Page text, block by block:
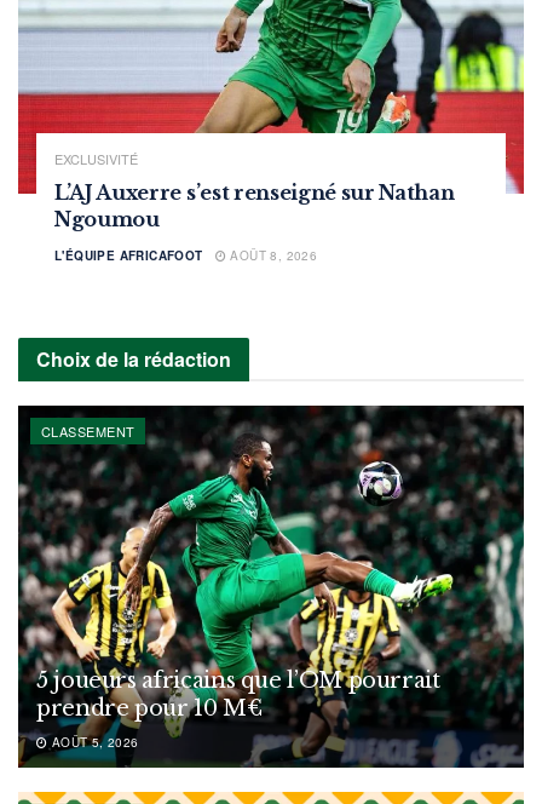
EXCLUSIVITÉ
L’AJ Auxerre s’est renseigné sur Nathan
Ngoumou
L'ÉQUIPE AFRICAFOOT AOÛT 8, 2026
Choix de la rédaction
CLASSEMENT
5 joueurs africains que l’OM pourrait
prendre pour 10 M€
AOÛT 5, 2026